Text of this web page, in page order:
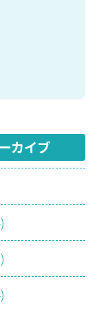
カイブ